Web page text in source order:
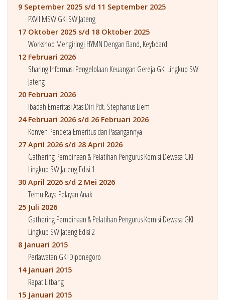
9 September 2025 s/d 11 September 2025
PXVII MSW GKI SW Jateng
17 Oktober 2025 s/d 18 Oktober 2025
Workshop Mengiringi HYMN Dengan Band, Keyboard
12 Februari 2026
Sharing Informasi Pengelolaan Keuangan Gereja GKI Lingkup SW
Jateng
20 Februari 2026
Ibadah Emeritasi Atas Diri Pdt. Stephanus Liem
24 Februari 2026 s/d 26 Februari 2026
Konven Pendeta Emeritus dan Pasangannya
27 April 2026 s/d 28 April 2026
Gathering Pembinaan & Pelatihan Pengurus Komisi Dewasa GKI
Lingkup SW Jateng Edisi 1
30 April 2026 s/d 2 Mei 2026
Temu Raya Pelayan Anak
25 Juli 2026
Gathering Pembinaan & Pelatihan Pengurus Komisi Dewasa GKI
Lingkup SW Jateng Edisi 2
8 Januari 2015
Perlawatan GKI Diponegoro
14 Januari 2015
Rapat Litbang
15 Januari 2015